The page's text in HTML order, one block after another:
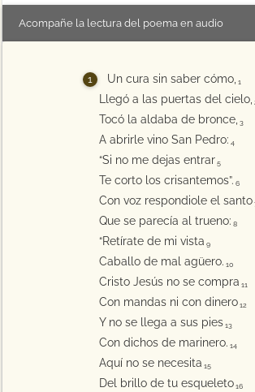
Acompañe la lectura del poema en audio
Un cura sin saber cómo, 1
Llegó a las puertas del cielo,
Tocó la aldaba de bronce, 3
A abrirle vino San Pedro: 4
“Si no me dejas entrar 5
Te corto los crisantemos”. 6
Con voz respondiole el santo
Que se parecía al trueno: 8
“Retírate de mi vista 9
Caballo de mal agüero. 10
Cristo Jesús no se compra 11
Con mandas ni con dinero 12
Y no se llega a sus pies 13
Con dichos de marinero. 14
Aquí no se necesita 15
Del brillo de tu esqueleto 16